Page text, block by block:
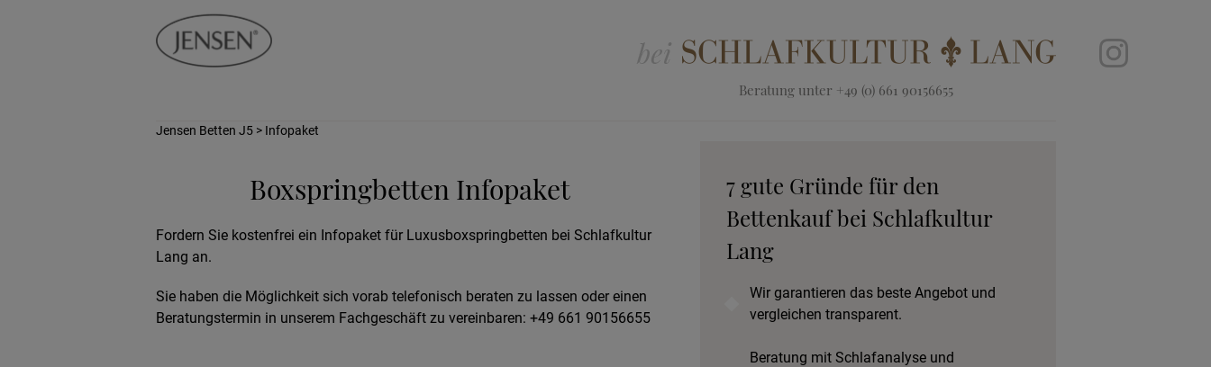
Beratung unter +49 (0) 661 90156655
Jensen Betten J5> Infopaket
Boxspringbetten Infopaket
Fordern Sie kostenfrei ein Infopaket für Luxusboxspringbetten bei Schlafkultur
Lang an.
Sie haben die Möglichkeit sich vorab telefonisch beraten zu lassen oder einen
Beratungstermin in unserem Fachgeschäft zu vereinbaren: +49 661 90156655
7 gute Gründe für den
Bettenkauf bei Schlafkultur
Lang
Wir garantieren das beste Angebot und
vergleichen transparent.
Beratung mit Schlafanalyse und